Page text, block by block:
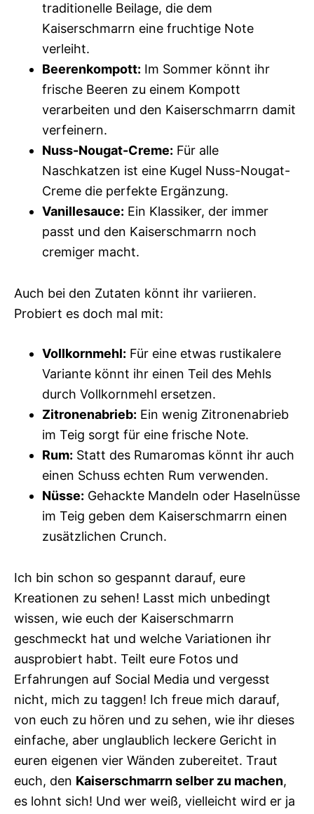
traditionelle Beilage, die dem
Kaiserschmarrn eine fruchtige Note
verleiht.
Beerenkompott: Im Sommer könnt ihr
frische Beeren zu einem Kompott
verarbeiten und den Kaiserschmarrn damit
verfeinern.
Nuss-Nougat-Creme: Für alle
Naschkatzen ist eine Kugel Nuss-Nougat-
Creme die perfekte Ergänzung.
Vanillesauce: Ein Klassiker, der immer
passt und den Kaiserschmarrn noch
cremiger macht.
Auch bei den Zutaten könnt ihr variieren.
Probiert es doch mal mit:
Vollkornmehl: Für eine etwas rustikalere
Variante könnt ihr einen Teil des Mehls
durch Vollkornmehl ersetzen.
Zitronenabrieb: Ein wenig Zitronenabrieb
im Teig sorgt für eine frische Note.
Rum: Statt des Rumaromas könnt ihr auch
einen Schuss echten Rum verwenden.
Nüsse: Gehackte Mandeln oder Haselnüsse
im Teig geben dem Kaiserschmarrn einen
zusätzlichen Crunch.
Ich bin schon so gespannt darauf, eure
Kreationen zu sehen! Lasst mich unbedingt
wissen, wie euch der Kaiserschmarrn
geschmeckt hat und welche Variationen ihr
ausprobiert habt. Teilt eure Fotos und
Erfahrungen auf Social Media und vergesst
nicht, mich zu taggen! Ich freue mich darauf,
von euch zu hören und zu sehen, wie ihr dieses
einfache, aber unglaublich leckere Gericht in
euren eigenen vier Wänden zubereitet. Traut
euch, den Kaiserschmarrn selber zu machen,
es lohnt sich! Und wer weiß, vielleicht wird er ja